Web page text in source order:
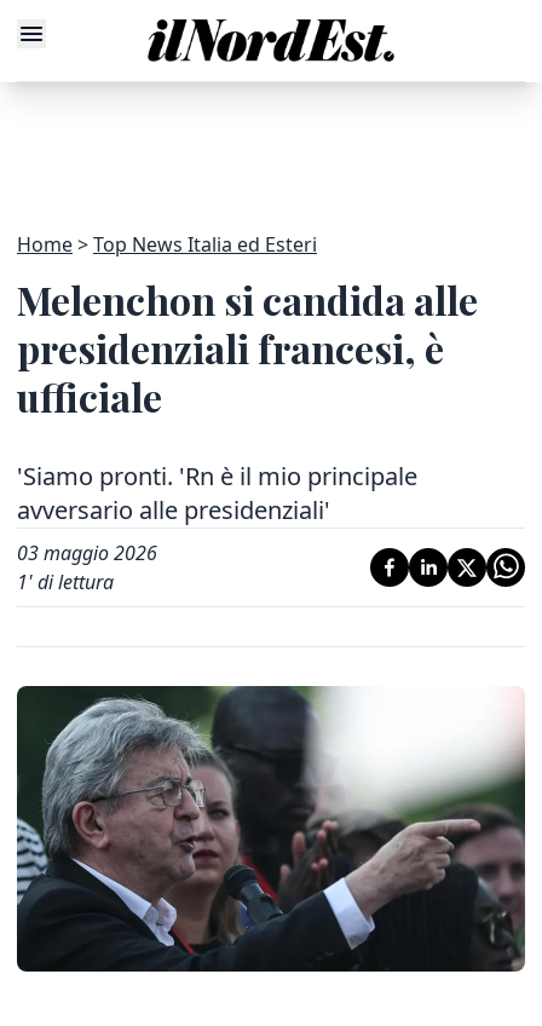
Home Top News Italia ed Esteri
Melenchon si candida alle
presidenziali francesi, è
ufficiale
'Siamo pronti. 'Rn è il mio principale
avversario alle presidenziali'
03 maggio 2026
1' di lettura